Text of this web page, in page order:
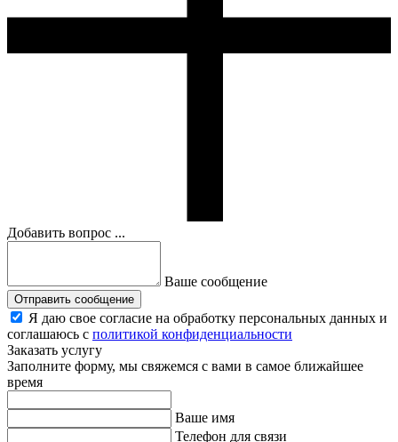
Добавить вопрос ...
Ваше сообщение
Отправить сообщение
Я даю свое согласие на обработку персональных данных и
соглашаюсь с политикой конфиденциальности
Заказать услугу
Заполните форму, мы свяжемся с вами в самое ближайшее
время
Ваше имя
Телефон для связи